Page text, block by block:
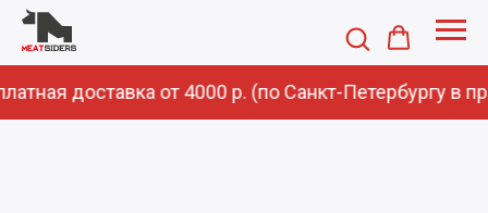
доставка от 4000 р. (по Санкт-Петербургу в